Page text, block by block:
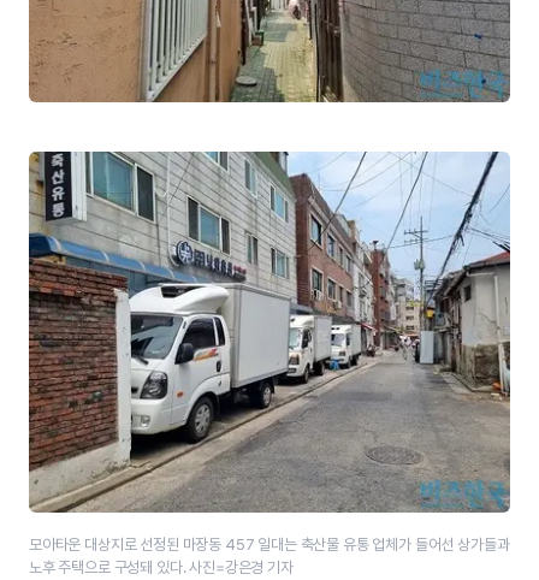
모아타운 대상지로 선정된 마장동 457 일대는 축산물 유통 업체가 들어선 상가들과
노후 주택으로 구성돼 있다. 사진=강은경 기자